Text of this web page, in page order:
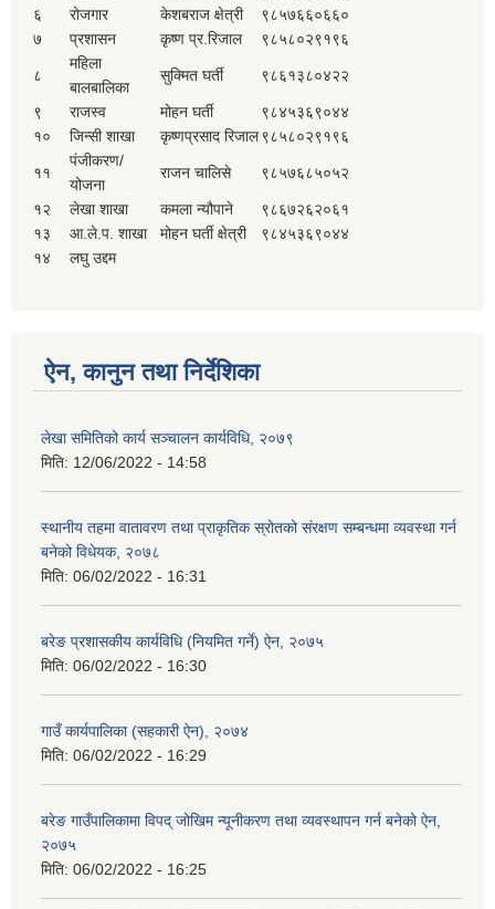
६
रोजगार केशबराज क्षेत्री
९८५७६६०६६०
७
प्रशासन कृष्ण प्र.रिजाल ९८५८०२९१९६
८
महिला
बालबालिका
सुक्मित घर्ती ९८६१३८०४२२
९ राजस्व मोहन घर्ती
९८४५३६९०४४
१०
जिन्सी शाखा कृष्णप्रसाद रिजाल९८५८०२९१९६
११
पंजीकरण/
योजना
राजन चालिसे ९८५७६८५०५२
१२ लेखा शाखा कमला न्यौपाने
९८६७२६२०६१
१३
आ.ले.प. शाखा मोहन घर्ती क्षेत्री
९८४५३६९०४४
१४
लघु उद्दम
ऐन, कानुन तथा निर्देशिका
लेखा समितिको कार्य सञ्चालन कार्यविधि, २०७९
मिति: 12/06/2022 - 14:58
स्थानीय तहमा वातावरण तथा प्राकृतिक स्रोतको संरक्षण सम्बन्धमा व्यवस्था गर्न
बनेको विधेयक, २०७८
मिति: 06/02/2022 - 16:31
बरेङ प्रशासकीय कार्यविधि (नियमित गर्ने) ऐन, २०७५
मिति: 06/02/2022 - 16:30
गाउँ कार्यपालिका (सहकारी ऐन), २०७४
मिति: 06/02/2022 - 16:29
बरेङ गाउँपालिकामा विपद् जोखिम न्यूनीकरण तथा व्यवस्थापन गर्न बनेको ऐन,
२०७५
मिति: 06/02/2022 - 16:25